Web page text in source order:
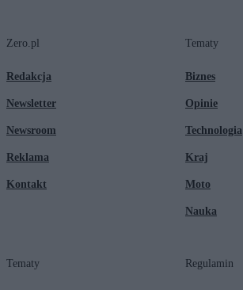
Zero.pl
Redakcja
Newsletter
Newsroom
Reklama
Kontakt
Tematy
Biznes
Opinie
Technologia
Kraj
Moto
Nauka
Tematy Regulamin